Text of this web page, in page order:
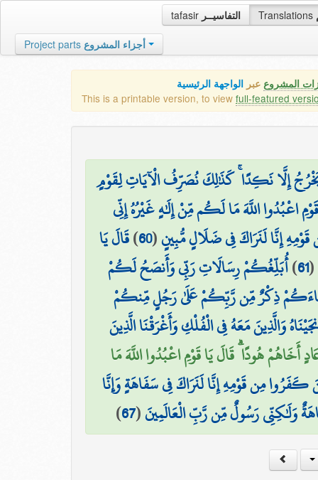
tafasir التفاسيــر Translations
Project parts أجزاء المشروع
المشروع عبر الواجهة الرئيسية
This is a printable version, to view full-featured
إِلَّا نَكِدًا ۚ كَذَٰلِكَ نُصَرِّفُ الْآيَاتِ لِقَوْمٍ
اعْبُدُوا اللَّهَ مَا لَكُم مِّنْ إِلَٰهٍ غَيْرُهُ إِنِّي
قَوْمِهِ إِنَّا لَنَرَاكَ فِي ضَلَالٍ مُّبِينٍ(
60
)قَالَ يَا
(
61
)أُبَلِّغُكُمْ رِسَالَاتِ رَبِّي وَأَنصَحُ لَكُمْ
ذِكْرٌ مِّن رَّبِّكُمْ عَلَىٰ رَجُلٍ مِّنكُمْ
وَالَّذِينَ مَعَهُ فِي الْفُلْكِ وَأَغْرَقْنَا الَّذِينَ
أَخَاهُمْ هُودًا ۗ قَالَ يَا قَوْمِ اعْبُدُوا اللَّهَ مَا
كَفَرُوا مِن قَوْمِهِ إِنَّا لَنَرَاكَ فِي سَفَاهَةٍ وَإِنَّا
وَلَٰكِنِّي رَسُولٌ مِّن رَّبِّ الْعَالَمِينَ(
67
)